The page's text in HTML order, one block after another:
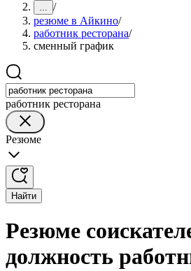
... /
резюме в Айкино/
работник ресторана/
сменный график
работник ресторана
Резюме
Найти
Резюме
должность